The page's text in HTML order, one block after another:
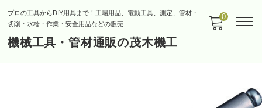
プロの工具からDIY用具まで！工場用品、電動工具、測定、管材・
切削・水栓・作業・安全用品などの販売
機械工具・管材通販の茂木機工
0